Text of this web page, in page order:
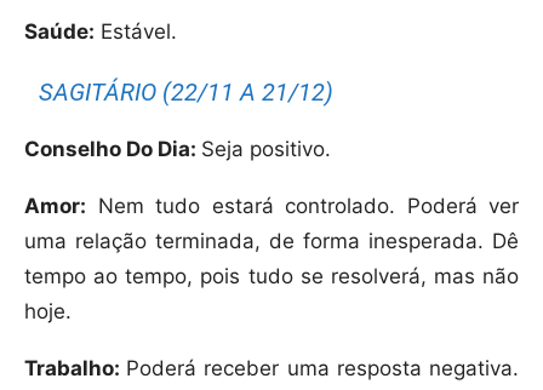
Saúde: Estável.
SAGITÁRIO (22/11 A 21/12)
Conselho Do Dia: Seja positivo.
Amor: Nem tudo estará controlado. Poderá ver
uma relação terminada, de forma inesperada. Dê
tempo ao tempo, pois tudo se resolverá, mas não
hoje.
Trabalho: Poderá receber uma resposta negativa.